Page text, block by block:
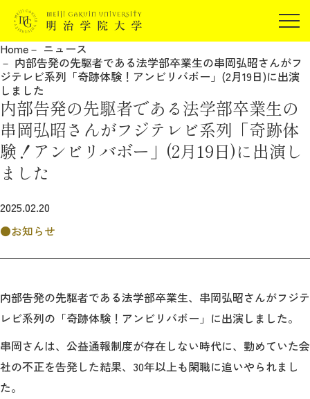
在学生の方
卒業生の方
保証人の方
企業・研究者の方
地域・一般の方
JP EN
受験生の方
企業・研究者の方
報道関係の方
教育
研究
Home
ニュース
内部告発の先駆者である法学部卒業生の串岡弘昭さんがフ
ジテレビ系列「奇跡体験！アンビリバボー」(2月19日)に出演
しました
内部告発の先駆者である法学部卒業生の
串岡弘昭さんがフジテレビ系列「奇跡体
験！アンビリバボー」(2月19日)に出演し
ました
2025.02.20
お知らせ
内部告発の先駆者である法学部卒業生、串岡弘昭さんがフジテ
レビ系列の「奇跡体験！アンビリバボー」に出演しました。
串岡さんは、公益通報制度が存在しない時代に、勤めていた会
社の不正を告発した結果、30年以上も閑職に追いやられまし
た。